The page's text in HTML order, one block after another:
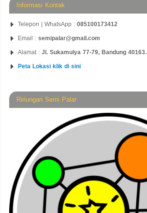
Informasi Kontak
Telepon | WhatsApp : 085100173412
Email : semipalar@gmail.com
Alamat : Jl. Sukamulya 77-79, Bandung 40163.
Peta Lokasi klik di sini
Ririungan Semi Palar